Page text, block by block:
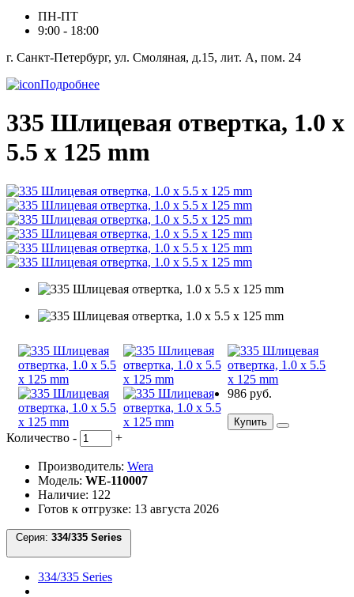
ПН-ПТ
9:00 - 18:00
г. Санкт-Петербург, ул. Смоляная, д.15, лит. А, пом. 24
Подробнее
335 Шлицевая отвертка, 1.0 x
5.5 x 125 mm
986 руб.
Купить
Количество - +
Производитель: Wera
Модель: WE-110007
Наличие: 122
Готов к отгрузке: 13 августа 2026
Серия:
334/335 Series